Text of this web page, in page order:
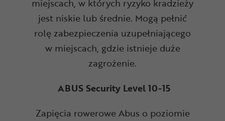
miejscach, w których ryzyko kradzieży
jest niskie lub średnie. Mogą pełnić
rolę zabezpieczenia uzupełniającego
w miejscach, gdzie istnieje duże
zagrożenie.
ABUS Security Level 10-15
Zapięcia rowerowe Abus o poziomie